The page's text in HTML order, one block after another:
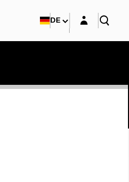
DE Login-Maske